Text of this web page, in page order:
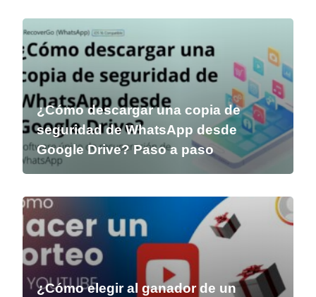
¿Cómo descargar una copia de
seguridad de WhatsApp desde
Google Drive? Paso a paso
¿Cómo elegir al ganador de un